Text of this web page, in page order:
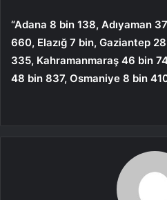
“Adana 8 bin 138, Adıyaman
660, Elazığ 7 bin, Gaziantep
335, Kahramanmaraş 46 bin
48 bin 837, Osmaniye 8 bin